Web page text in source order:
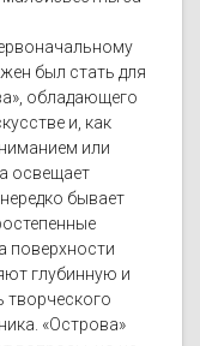
был стать для
обладающего
и, как
или
освещает
бывает
поверхности
глубинную и
творческого
«Острова»